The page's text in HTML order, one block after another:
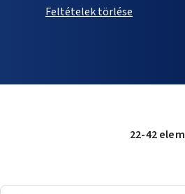
Feltételek törlése
22-42elem